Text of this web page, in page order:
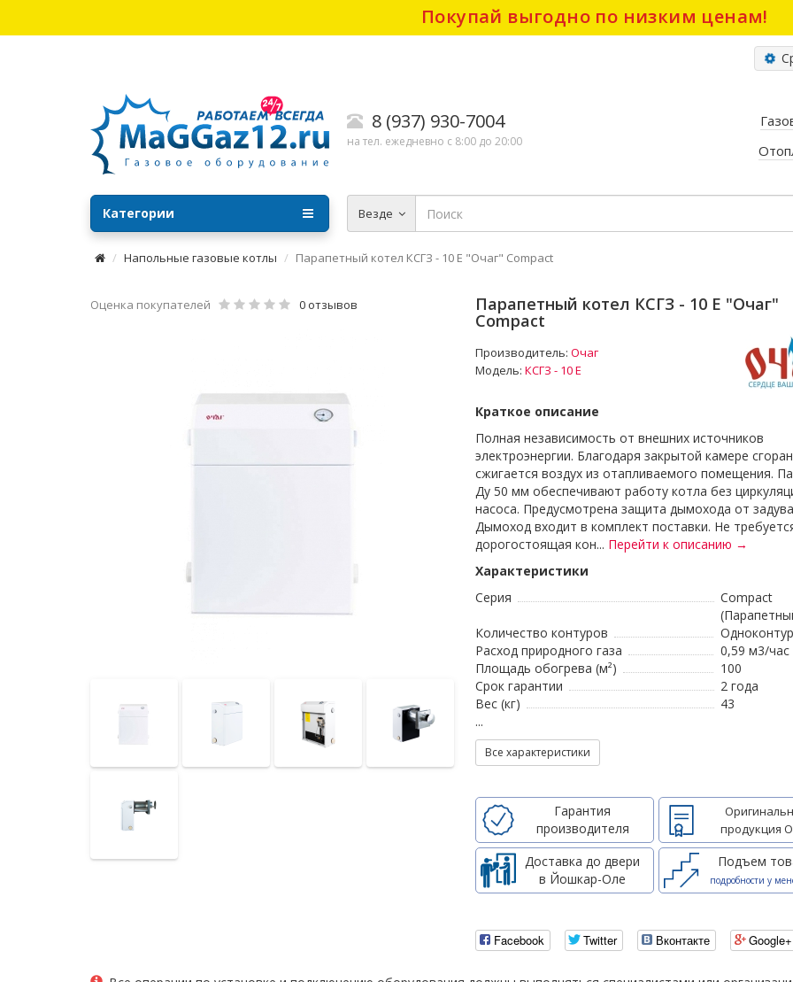
Покупай выгодно по низким ценам!
8 (937) 930-7004
на тел. ежедневно с 8:00 до 20:00
Везде
Категории
Напольные газовые котлы Парапетный котел КСГЗ - 10 Е "Очаг" Compact
Оценка покупателей 0 отзывов Парапетный котел КСГЗ - 10 Е "Очаг"
Compact
Производитель: Очаг
Модель: КСГЗ - 10 Е
Краткое описание
Полная независимость от внешних источников
электроэнергии. Благодаря закрытой камере
сжигается воздух из отапливаемого помещения.
Ду 50 мм обеспечивают работу котла без
насоса. Предусмотрена защита дымохода от
Дымоход входит в комплект поставки. Не
дорогостоящая кон... Перейти к описанию →
Характеристики
Серия
Compact
Количество контуров
Расход природного газа
0,59 м3/час
Площадь обогрева (м²)
100
Срок гарантии
2 года
Вес (кг)
43
...
Все характеристики
Гарантия
производителя
продукция
Доставка до двери
в Йошкар-Оле
Подъем
подробности у
Facebook Twitter Вконтакте Google+